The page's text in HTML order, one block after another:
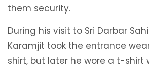
them security.
During his visit to Sri Darbar
Karamjit took the entrance
shirt, but later he wore a t-shirt